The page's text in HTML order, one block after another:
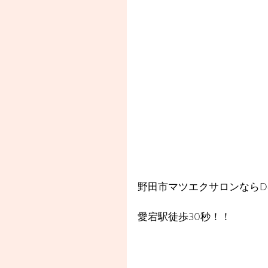
野田市マツエクサロンなら
愛宕駅徒歩30秒！！